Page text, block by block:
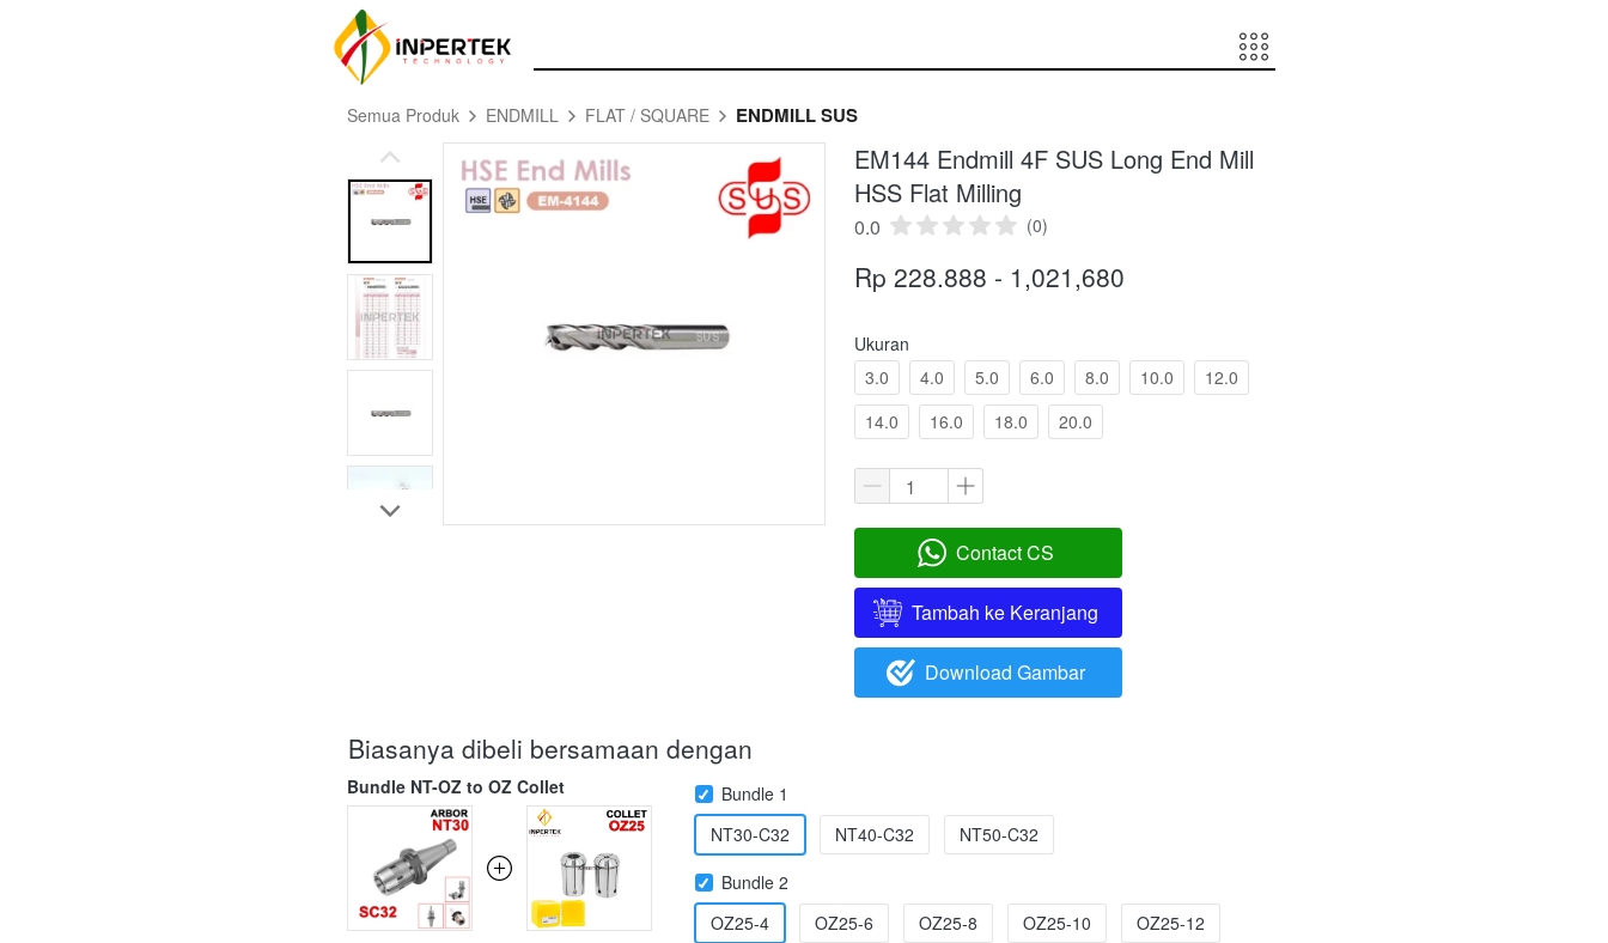
Semua Produk ENDMILL FLAT / SQUARE ENDMILL SUS
EM144 Endmill 4F SUS Long End Mill
HSS Flat Milling
0.0 (0)
Rp 228.888 - 1,021,680
Ukuran
3.0
4.0 5.0 6.0 8.0 10.0
12.0
14.0
16.0 18.0 20.0
` Contact CS
` Tambah ke Keranjang
` Download Gambar
Biasanya dibeli bersamaan dengan
Bundle NT-OZ to OZ Collet
Bundle 1
NT30-C32
NT40-C32
NT50-C32
Bundle 2
OZ25-4
OZ25-6 OZ25-8 OZ25-10 OZ25-12